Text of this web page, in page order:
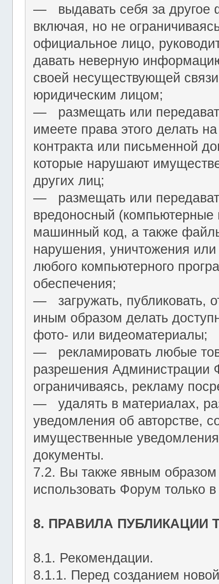
― выдавать себя за другое
включая, но не
официальное лицо,
давать неверную
своей несуществующей
юридическим лицом;
― размещать или
имеете права этого делать
контракта или письменной
которые нарушают
других лиц;
― размещать или
вредоносный
машинный код, а также
нарушения, уничтожения
любого компьютерного
обеспечения;
― загружать, публиковать,
иным образом делать
фото- или видеоматериалы;
― рекламировать любые
разрешения Администрации
ограничиваясь, рекламу
― удалять в материалах,
уведомления об авторстве,
имущественные
документы.
7.2. Вы также явным образом
использовать Форум только
8. ПРАВИЛА
8.1. Рекомендации.
8.1.1. Перед созданием